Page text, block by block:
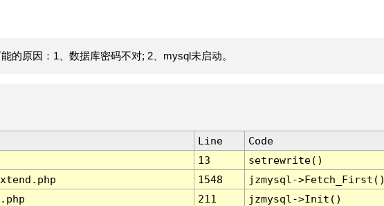
的原因：1、数据库密码不对; 2、mysql未启动。
Line
Code
13
setrewrite()
1548
jzmysql-
211
jzmysql->Init()